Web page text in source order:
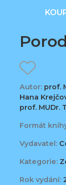
Porod
Autor: prof.
Hana
prof. MUDr.
Formát
Vydavatel:
Kategorie:
Rok vydání: